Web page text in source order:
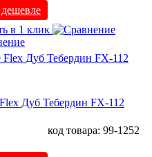
в 1 клик
Дуб Тебердин FX-112
код товара: 99-1252